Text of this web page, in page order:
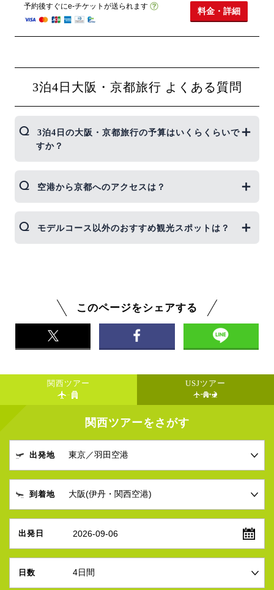
予約後すぐにe-チケットが送られます
料金・詳細
3泊4日大阪・京都旅行 よくある質問
3泊4日の大阪・京都旅行の予算はいくらくらいで
すか？
22,000円から。ジェイトリップの関西フリープラン
ならひと目で料金の差額が分かるので、予算に合わ
もおすすめの格安ツアーです。
空港から京都へのアクセスは？
す。伊丹空港から京都まで約75分。 関西国際空港を
利用する場合は、リムジンバスかJRの特急が便利で
モデルコース以外のおすすめ観光スポットは？
錠をかけたり、二人で並んで座って景色が見れるペ
アシートも。【京都】京都といえば縁結びの神社が
たくさん。ころっとしたお守りがかわいい「野宮神
社」や、玉の輿神社と有名な「今宮神社」、心願成
就と縁結びの「貴船神社」などモデルコースを少し
このページをシェアする
関西ツアー USJツアー
関西ツアーをさがす
出発地
到着地
出発日 2026-09-06
日数